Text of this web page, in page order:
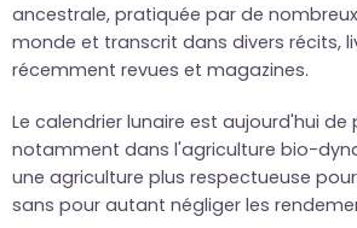
ancestrale, pratiquée par de
monde et transcrit dans divers récits,
récemment revues et magazines.
Le calendrier lunaire est aujourd'hui de
notamment dans l'agriculture bio-
une agriculture plus respectueuse
sans pour autant négliger les